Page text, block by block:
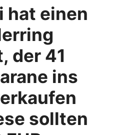
hat einen
der 41
ins
sollten